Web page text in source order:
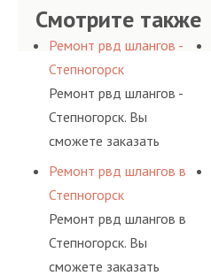
Смотрите также
Ремонт рвд шлангов -
Степногорск
Ремонт рвд шлангов -
Степногорск. Вы
сможете заказать
сервис РВД на разовой
основе либо на
условиях
долговременного
комплексного
Ремонт рвд шлангов в
Степногорск
Ремонт рвд шлангов в
Степногорск. Вы
сможете заказать